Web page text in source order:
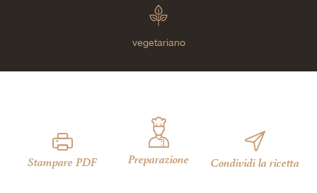
vegetariano
Stampare PDF Preparazione Condividi la ricetta